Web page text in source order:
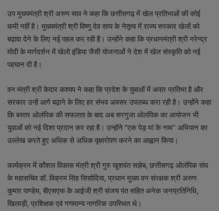
उप मुख्यमंत्री श्री अरुण साव ने कहा कि छत्तीसगढ़ में खेल प्रतिभाओं की कोई
कमी नहीं है। मुख्यमंत्री श्री विष्णु देव साय के नेतृत्व में राज्य सरकार खेलों को
बढ़ावा देने के लिए नई पहल कर रही है। उन्होंने कहा कि प्रधानमंत्री श्री नरेन्द्र
मोदी के मार्गदर्शन में खेलो इंडिया जैसी योजनाओं ने देश में खेल संस्कृति को नई
पहचान दी है।
वन मंत्री श्री केदार कश्यप ने कहा कि प्रदेश के युवाओं में अपार प्रतिभा है और
सरकार उन्हें आगे बढ़ाने के लिए हर संभव अवसर उपलब्ध करा रही है। उन्होंने कहा
कि बस्तर ओलंपिक की सफलता के बाद अब सरगुजा ओलंपिक का आयोजन भी
युवाओं को नई दिशा प्रदान कर रहा है। उन्होंने “एक पेड़ मां के नाम” अभियान का
उल्लेख करते हुए अधिक से अधिक वृक्षारोपण करने का आह्वान किया।
कार्यक्रम में कौशल विकास मंत्री श्री गुरु खुशवंत साहेब, छत्तीसगढ़ ओलंपिक संघ
के महासचिव डॉ. विक्रम सिंह सिसोदिया, प्रधान मुख्य वन संरक्षक श्री अरुण
कुमार पाण्डेय, बीएसएफ के आईजी श्री संजय पंत सहित अनेक जनप्रतिनिधि,
खिलाड़ी, प्रशिक्षक एवं गणमान्य नागरिक उपस्थित थे।